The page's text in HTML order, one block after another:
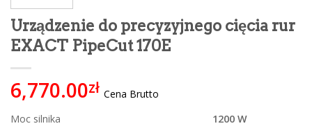
Urządzenie do precyzyjnego cięcia rur
EXACT PipeCut 170E
6,770.00zł Cena Brutto
Moc silnika
1200 W